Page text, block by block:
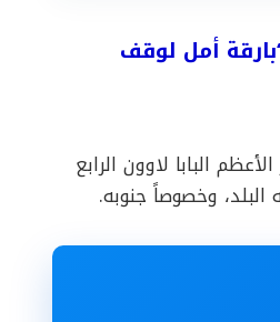
أمل لوقف
البابا لاوون الرابع
وخصوصاً جنوبه.